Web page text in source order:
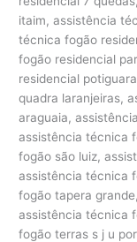
itaim, assistência
técnica fogão
fogão residencial
residencial
quadra laranjeiras,
araguaia,
assistência técnica
fogão são luiz,
assistência técnica
fogão tapera
assistência técnica
fogão terras s j u